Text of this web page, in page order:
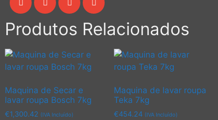
Produtos Relacionados
Maquina de Secar e
lavar roupa Bosch 7kg
€1,300.42 (IVA Incluído)
Maquina de lavar roupa
Teka 7kg
€454.24 (IVA Incluído)